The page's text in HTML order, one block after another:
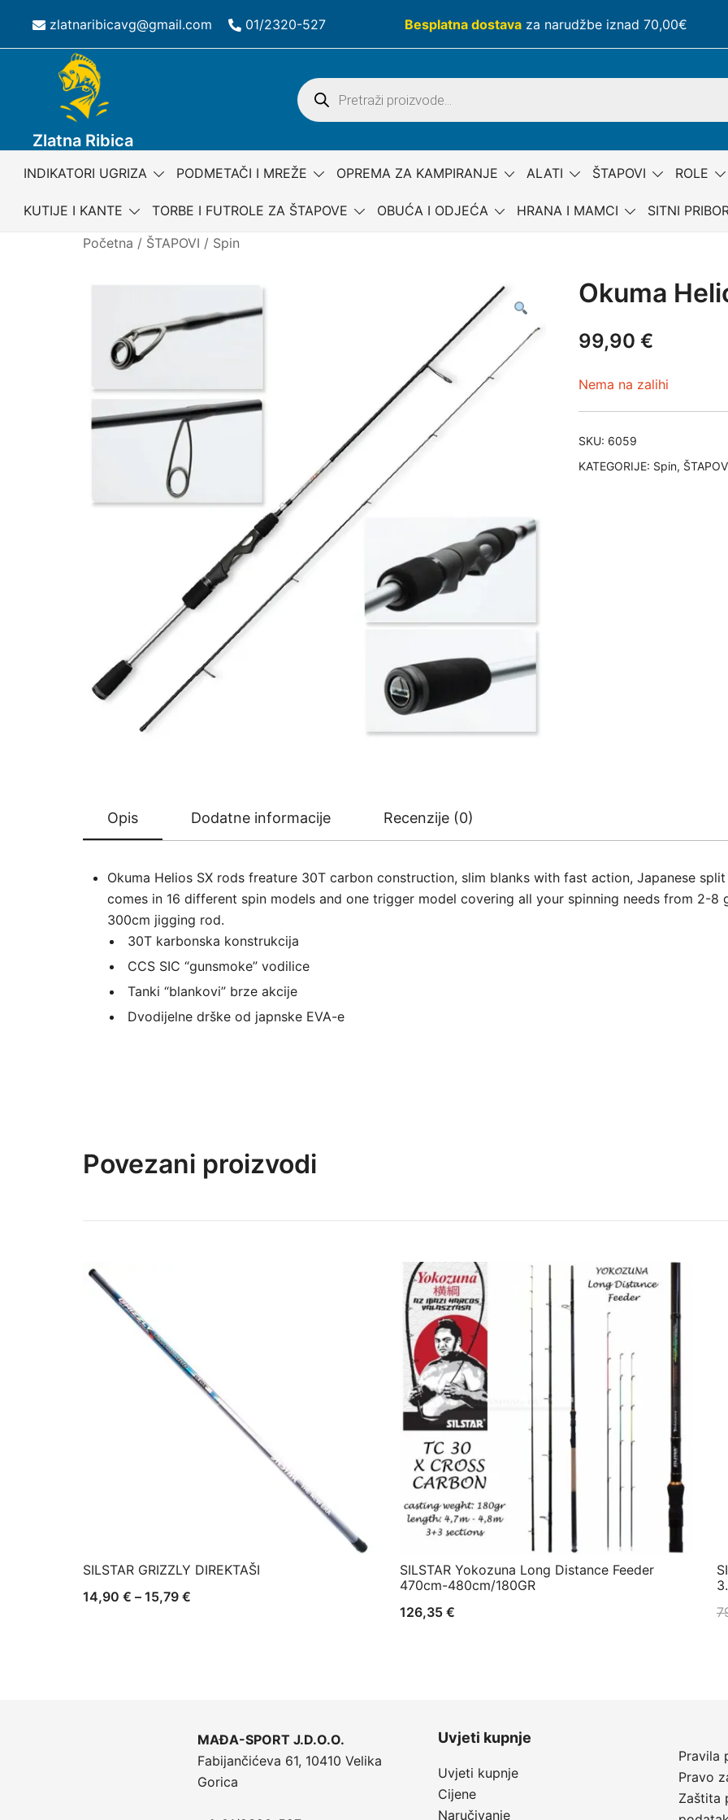
content
zlatnaribicavg@gmail.com 01/2320-527 Besplatna dostavaza narudžbe iznad 70,00€
Zlatna Ribica
Products
search
INDIKATORI UGRIZA PODMETAČI I MREŽE OPREMA ZA KAMPIRANJE ALATI ŠTAPOVI ROLE
KUTIJE I KANTE TORBE I FUTROLE ZA ŠTAPOVE OBUĆA I ODJEĆA HRANA I MAMCI SITNI
Početna / ŠTAPOVI / Spin
Okuma
99,90 €
Nema na zalihi
SKU: 6059
KATEGORIJE: Spin,
Opis Dodatne informacije Recenzije (0)
Okuma Helios SX rods freature 30T carbon construction, slim blanks with fast action, Japanese
comes in 16 different spin models and one trigger model covering all your spinning needs from 2-
300cm jigging rod.
30T karbonska konstrukcija
CCS SIC “gunsmoke” vodilice
Tanki “blankovi” brze akcije
Dvodijelne drške od japnske EVA-e
Povezani proizvodi
SILSTAR GRIZZLY DIREKTAŠI
14,90 € – 15,79 €
SILSTAR Yokozuna Long Distance Feeder
470cm-480cm/180GR
126,35 €
MAĐA-SPORT J.D.O.O.
Fabijančićeva 61, 10410 Velika
Gorica
Uvjeti kupnje
Uvjeti kupnje
Cijene
Naručivanje
Pravila
Pravo
Zaštita